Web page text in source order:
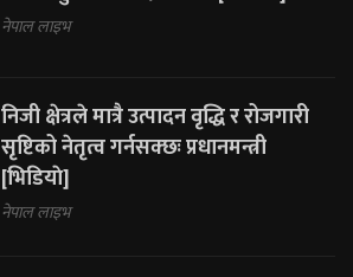
नेपाल लाइभ
निजी क्षेत्रले मात्रै उत्पादन वृद्धि र रोजगारी
सृष्टिको नेतृत्व गर्नसक्छः प्रधानमन्त्री
[भिडियाे]
नेपाल लाइभ